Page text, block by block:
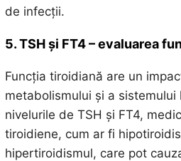
de infecții.
5. TSH și FT4 – evaluarea
Funcția tiroidiană are un
metabolismului și a sistemului
nivelurile de TSH și FT4,
tiroidiene, cum ar fi
hipertiroidismul, care pot